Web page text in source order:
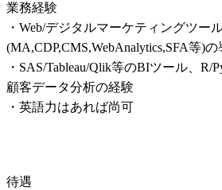
業務経験
・Web/デジタルマーケティングツー
(MA,CDP,CMS,WebAnalytics,SFA等)
・SAS/Tableau/Qlik等のBIツール、R/
顧客データ分析の経験
・英語力はあれば尚可
待遇